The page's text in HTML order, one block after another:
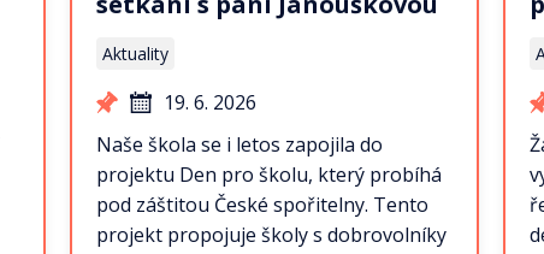
Aktuality
19. 6. 2026
Naše škola se i letos zapojila do
projektu Den pro školu, který probíhá
pod záštitou České spořitelny. Tento
projekt propojuje školy s dobrovolníky